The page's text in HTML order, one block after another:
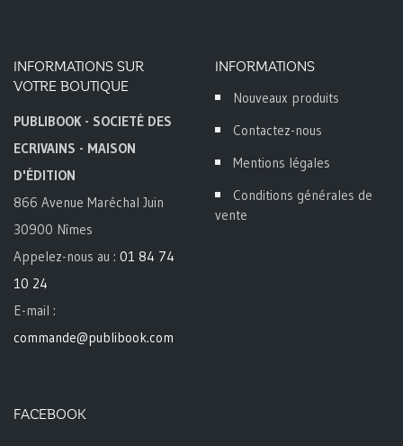
INFORMATIONS SUR
VOTRE BOUTIQUE
PUBLIBOOK - SOCIETÉ DES
ECRIVAINS - MAISON
D'ÉDITION
866 Avenue Maréchal Juin
30900 Nîmes
Appelez-nous au : 01 84 74
10 24
E-mail :
commande@publibook.com
INFORMATIONS
Nouveaux produits
Contactez-nous
Mentions légales
Conditions générales de
vente
FACEBOOK